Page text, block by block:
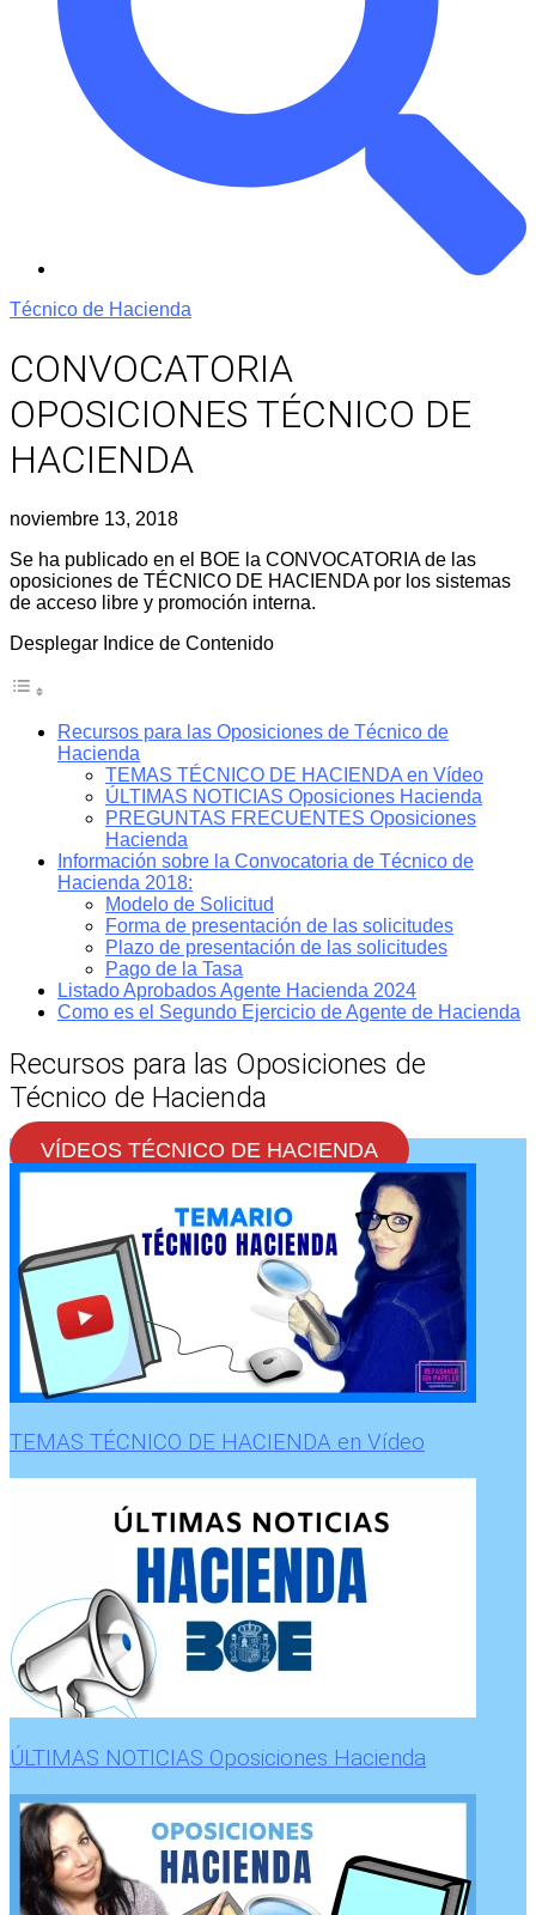
Técnico de Hacienda
CONVOCATORIA
OPOSICIONES TÉCNICO DE
HACIENDA
noviembre 13, 2018
Se ha publicado en el BOE la CONVOCATORIA de las
oposiciones de TÉCNICO DE HACIENDA por los sistemas
de acceso libre y promoción interna.
Desplegar Indice de Contenido
Recursos para las Oposiciones de Técnico de
Hacienda
TEMAS TÉCNICO DE HACIENDA en Vídeo
ÚLTIMAS NOTICIAS Oposiciones Hacienda
PREGUNTAS FRECUENTES Oposiciones
Hacienda
Información sobre la Convocatoria de Técnico de
Hacienda 2018:
Modelo de Solicitud
Forma de presentación de las solicitudes
Plazo de presentación de las solicitudes
Pago de la Tasa
Listado Aprobados Agente Hacienda 2024
Como es el Segundo Ejercicio de Agente de Hacienda
Recursos para las Oposiciones de
Técnico de Hacienda
VÍDEOS TÉCNICO DE HACIENDA
TEMAS TÉCNICO DE HACIENDA en Vídeo
ÚLTIMAS NOTICIAS Oposiciones Hacienda